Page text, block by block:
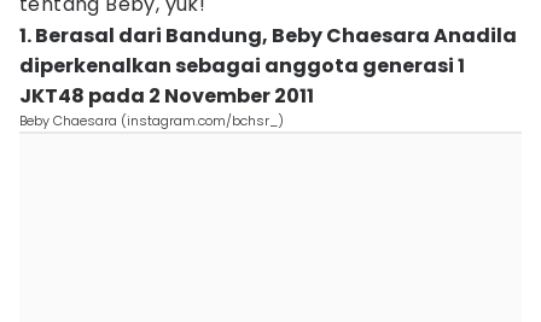
1. Berasal dari Bandung, Beby Chaesara Anadila
diperkenalkan sebagai anggota generasi 1
JKT48 pada 2 November 2011
Beby Chaesara (instagram.com/bchsr_)